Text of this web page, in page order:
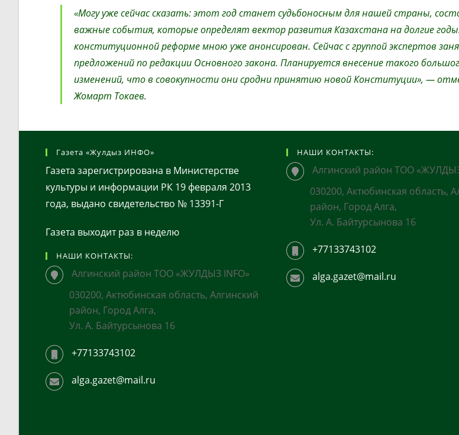
«Могу уже сейчас сказать: этот год станет судьбоносным для нашей страны,
важные события, которые определят вектор развития Казахстана на долгие
конституционной реформе мною уже анонсирован. Сейчас с группой экспертов
предложений по редакции Основного закона. Планируется внесение такого
изменений, что в совокупности они сродни принятию новой Конституции», —
Жомарт Токаев.
Газета «Жулдыз ИНФО»
Газета зарегистрирована в Министерстве
культуры и информации РК 19 февраля 2013
года, выдано свидетельство № 13391-Г
Газета выходит раз в неделю
НАШИ КОНТАКТЫ:
Алгинский район ТОО «ЖУЛДЫЗ INFO»
030200, Актюбинская область, Алгинский
район, Город Алга,
Ул. А. Байтурсынова 16
+77133743102
alga.gazet@mail.ru
НАШИ КОНТАКТЫ:
Алгинский район ТОО
030200, Актюбинская область,
район, Город Алга,
Ул. А. Байтурсынова 16
+77133743102
alga.gazet@mail.ru